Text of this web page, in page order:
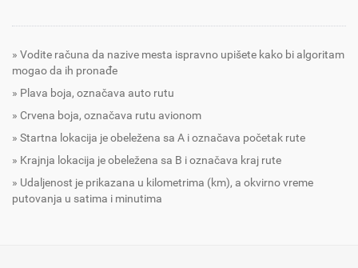
Vodite računa da nazive mesta ispravno upišete kako bi algoritam
mogao da ih pronađe
Plava boja, označava auto rutu
Crvena boja, označava rutu avionom
Startna lokacija je obeležena sa A i označava početak rute
Krajnja lokacija je obeležena sa B i označava kraj rute
Udaljenost je prikazana u kilometrima (km), a okvirno vreme
putovanja u satima i minutima